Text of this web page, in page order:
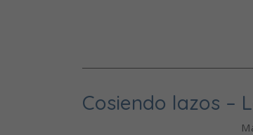
Cosiendo lazos –